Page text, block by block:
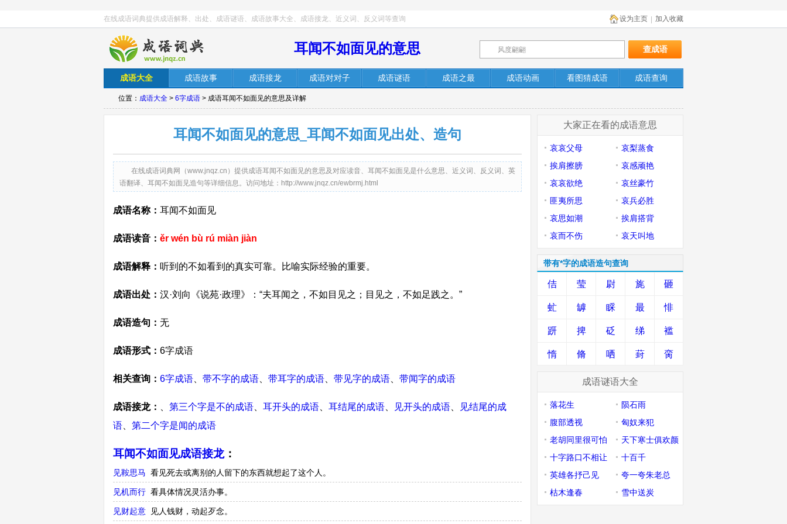
在线成语词典提供成语解释、出处、成语谜语、成语故事大全、成语接龙、近义词、反义词等查询 加入收藏
设为主页
耳闻不如面见的意思
成语大全 成语故事 成语接龙 成语对对子 成语谜语 成语之最 成语动画 看图猜成语 成语查询
位置： 成语大全 > 6字成语 > 成语耳闻不如面见的意思及详解
耳闻不如面见的意思_耳闻不如面见出处、造句
在线成语词典网（www.jnqz.cn）提供成语耳闻不如面见的意思及对应读音、耳闻不如面见是什么意思、近义词、反义词、英
语翻译、耳闻不如面见造句等详细信息。访问地址：http://www.jnqz.cn/ewbrmj.html
成语名称： 耳闻不如面见
成语读音： ěr wén bù rú miàn jiàn
成语解释： 听到的不如看到的真实可靠。比喻实际经验的重要。
成语出处： 汉·刘向《说苑·政理》：“夫耳闻之，不如目见之；目见之，不如足践之。”
成语造句： 无
成语形式： 6字成语
相关查询： 6字成语 带不字的成语 带耳字的成语 带见字的成语 带闻字的成语
成语接龙： 第三个字是不的成语 耳开头的成语 耳结尾的成语 见开头的成语
见结尾的成
语
第二个字是闻的成语
耳闻不如面见成语接龙：
见鞍思马 看见死去或离别的人留下的东西就想起了这个人。
见机而行 看具体情况灵活办事。
见财起意 见人钱财，动起歹念。
大家正在看的成语意思
哀哀父母
哀梨蒸食
挨肩擦膀
哀感顽艳
哀哀欲绝
哀丝豪竹
匪夷所思
哀兵必胜
哀思如潮
挨肩搭背
哀而不伤
哀天叫地
带有*字的成语造句查询
佶 莹 尉 旄 砸
虻 罅 睬 最 悱
趼 捭 砭 绨 褴
惰 脩 哂 葑 脔
成语谜语大全
落花生
陨石雨
腹部透视
匈奴来犯
老胡同里很可怕
天下寒士俱欢颜
十字路口不相让
十百千
英雄各抒己见
夸一夸朱老总
枯木逢春
雪中送炭